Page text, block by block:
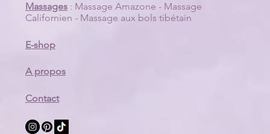
Massages : Massage Amazone - Massage
Californien - Massage aux bols tibétain
E-shop
A propos
Contact